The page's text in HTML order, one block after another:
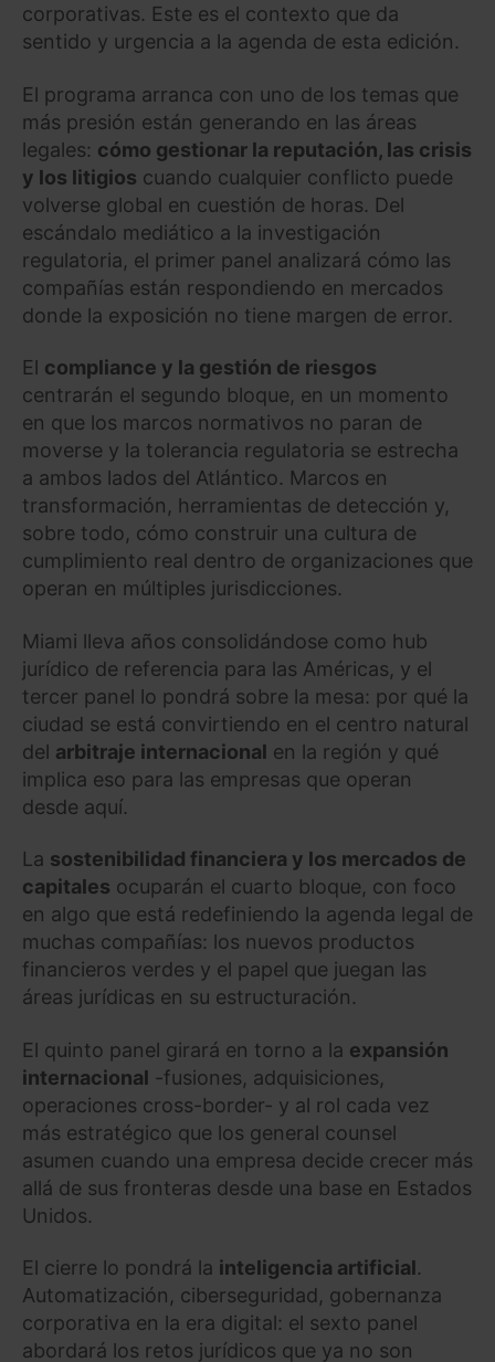
corporativas. Este es el contexto que da
sentido y urgencia a la agenda de esta edición.
El programa arranca con uno de los temas que
más presión están generando en las áreas
legales: cómo gestionar la reputación, las crisis
y los litigios cuando cualquier conflicto puede
volverse global en cuestión de horas. Del
escándalo mediático a la investigación
regulatoria, el primer panel analizará cómo las
compañías están respondiendo en mercados
donde la exposición no tiene margen de error.
El compliance y la gestión de riesgos
centrarán el segundo bloque, en un momento
en que los marcos normativos no paran de
moverse y la tolerancia regulatoria se estrecha
a ambos lados del Atlántico. Marcos en
transformación, herramientas de detección y,
sobre todo, cómo construir una cultura de
cumplimiento real dentro de organizaciones que
operan en múltiples jurisdicciones.
Miami lleva años consolidándose como hub
jurídico de referencia para las Américas, y el
tercer panel lo pondrá sobre la mesa: por qué la
ciudad se está convirtiendo en el centro natural
del arbitraje internacional en la región y qué
implica eso para las empresas que operan
desde aquí.
La sostenibilidad financiera y los mercados de
capitales ocuparán el cuarto bloque, con foco
en algo que está redefiniendo la agenda legal de
muchas compañías: los nuevos productos
financieros verdes y el papel que juegan las
áreas jurídicas en su estructuración.
El quinto panel girará en torno a la expansión
internacional -fusiones, adquisiciones,
operaciones cross-border- y al rol cada vez
más estratégico que los general counsel
asumen cuando una empresa decide crecer más
allá de sus fronteras desde una base en Estados
Unidos.
El cierre lo pondrá la inteligencia artificial.
Automatización, ciberseguridad, gobernanza
corporativa en la era digital: el sexto panel
abordará los retos jurídicos que ya no son